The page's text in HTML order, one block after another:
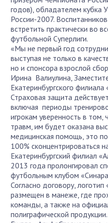
годов), обладателем кубка
России-2007.
встретить практически во
футбольной Суперлиги.
«Мы не первый год
выступая не только в
но и спонсора взрослой
Ирина Валиулина,
Екатеринбургского
Страховая защита
включая периоды
игрокам уверенность в том,
травм, им будет оказана
медицинская помощь, это
100% сконцентрироваться
Екатеринбургский филиал
2013 года пролонгировал
футбольным клубом
Согласно договору,
размещен в манеже, где
команды, а также на
полиграфической продукции.